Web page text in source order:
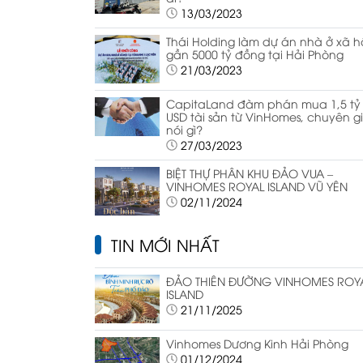
13/03/2023
Thái Holding làm dự án nhà ở xã
gần 5000 tỷ đồng tại Hải Phòng
21/03/2023
CapitaLand đàm phán mua 1,5 tỷ
USD tài sản từ VinHomes, chuyên
nói gì?
27/03/2023
BIỆT THỰ PHÂN KHU ĐẢO VUA –
VINHOMES ROYAL ISLAND VŨ YÊN
02/11/2024
TIN MỚI NHẤT
ĐẢO THIÊN ĐƯỜNG VINHOMES
ISLAND
21/11/2025
Vinhomes Dương Kinh Hải Phòng
01/12/2024